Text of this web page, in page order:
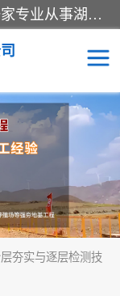
湖南业峻强夯基础工程有限公司是一家专业从事湖南强夯基础工程、强夯机租赁，地基处理的施工单位。业务覆盖：湖南、广东，江西等地。可承接1000KN.m-25000KN.m强夯（置换）工程。公司创始人是国内较早期从事强夯施工的建设者，经过多年的一步一个脚印的发展，在行业内具有较高的度和良好的口碑。
夯实与逐层检测技
赁
队伍